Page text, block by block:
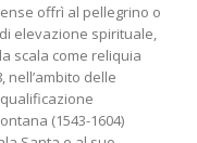
offrì al pellegrino o
elevazione spirituale,
scala come reliquia
nell’ambito delle
(1543-1604)